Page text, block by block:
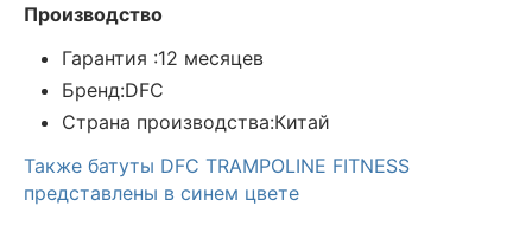
Производство
Гарантия :12 месяцев
Бренд:DFC
Страна производства:Китай
Также батуты DFC TRAMPOLINE FITNESS
представлены в синем цвете